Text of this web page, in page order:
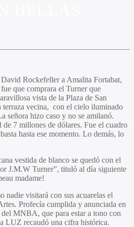
Rockefeller a Amalita Fortabat,
que comprara el Turner que
vista de la Plaza de San
terraza vecina, con el cielo iluminado
señora hizo caso y no se amilanó.
7 millones de dólares. Fue el cuadro
hasta ese momento. Lo demás, lo
vestida de blanco se quedó con el
J.M.W Turner”, tituló al día siguiente
madame!
nadie visitará con sus acuarelas el
Profecía cumplida y anunciada en
MNBA, que para estar a tono con
LUZ recaudó una cifra histórica.